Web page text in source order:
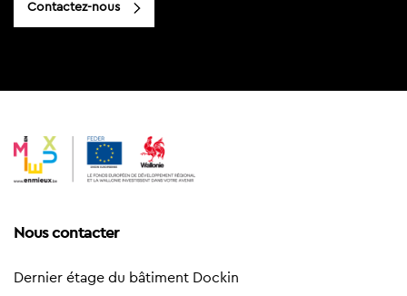
Contactez-nous
Nous contacter
Dernier étage du bâtiment Dockin